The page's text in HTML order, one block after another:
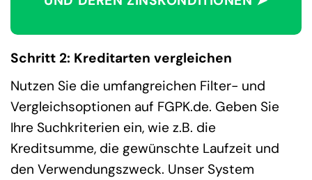
Schritt 2: Kreditarten vergleichen
Nutzen Sie die umfangreichen Filter- und
Vergleichsoptionen auf FGPK.de. Geben Sie
Ihre Suchkriterien ein, wie z.B. die
Kreditsumme, die gewünschte Laufzeit und
den Verwendungszweck. Unser System